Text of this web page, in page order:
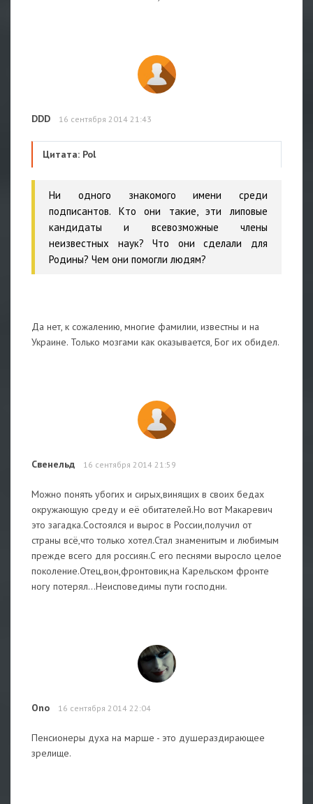
DDD 16 сентября 2014 21:43
Цитата: Pol
Ни одного знакомого имени среди
подписантов. Кто они такие, эти липовые
кандидаты и всевозможные члены
неизвестных наук? Что они сделали для
Родины? Чем они помогли людям?
Да нет, к сожалению, многие фамилии, известны и на
Украине. Только мозгами как оказывается, Бог их обидел.
Свенельд 16 сентября 2014 21:59
Можно понять убогих и сирых,винящих в своих бедах
окружающую среду и её обитателей.Но вот Макаревич
это загадка.Состоялся и вырос в России,получил от
страны всё,что только хотел.Стал знаменитым и любимым
прежде всего для россиян.С его песнями выросло целое
поколение.Отец,вон,фронтовик,на Карельском фронте
ногу потерял...Неисповедимы пути господни.
Ono 16 сентября 2014 22:04
Пенсионеры духа на марше - это душераздирающее
зрелище.